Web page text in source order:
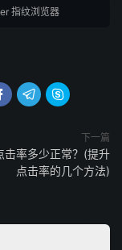
指纹浏览器
 
下一篇
击率多少正常？(提升
点击率的几个方法)